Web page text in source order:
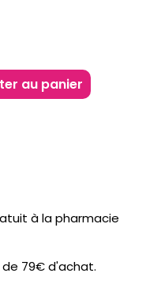
au panier
à la pharmacie
79€ d'achat.